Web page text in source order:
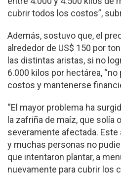
cubrir todos los costos”,
Además, sostuvo que, el
alrededor de US$ 150 por
las distintas aristas, si no
6.000 kilos por hectárea,
costos y mantenerse
“El mayor problema ha
la zafriña de maíz, que solía
severamente afectada. Este
y muchas personas no
que intentaron plantar, a
nuevamente para cubrir los